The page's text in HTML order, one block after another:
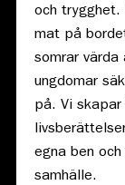
och
mat på
somrar värda
ungdomar
på. Vi
egna ben
samhälle.